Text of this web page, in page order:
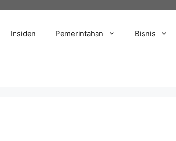
Insiden Pemerintahan Bisnis